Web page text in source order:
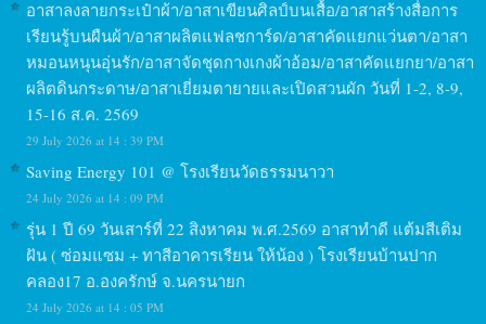
อาสาลงลายกระเป๋าผ้า/อาสาเขียนศิลป์บนเสื้อ/อาสาสร้างสื่อการ
เรียนรู้บนผืนผ้า/อาสาผลิตแฟลชการ์ด/อาสาคัดแยกแว่นตา/อาสา
หมอนหนุนอุ่นรัก/อาสาจัดชุดกางเกงผ้าอ้อม/อาสาคัดแยกยา/อาสา
ผลิตดินกระดาษ/อาสาเยี่ยมตายายและเปิดสวนผัก วันที่ 1-2, 8-9,
15-16 ส.ค. 2569
29 July 2026 at 14 : 39 PM
Saving Energy 101 @ โรงเรียนวัดธรรมนาวา
24 July 2026 at 14 : 09 PM
รุ่น 1 ปี 69 วันเสาร์ที่ 22 สิงหาคม พ.ศ.2569 อาสาทำดี แต้มสีเติม
ฝัน ( ซ่อมแซม + ทาสีอาคารเรียน ให้น้อง ) โรงเรียนบ้านปาก
คลอง17 อ.องครักษ์ จ.นครนายก
24 July 2026 at 14 : 05 PM